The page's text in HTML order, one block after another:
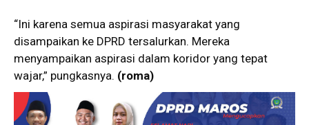
“Ini karena semua aspirasi masyarakat yang
disampaikan ke DPRD tersalurkan. Mereka
menyampaikan aspirasi dalam koridor yang tepat
wajar,” pungkasnya. (roma)